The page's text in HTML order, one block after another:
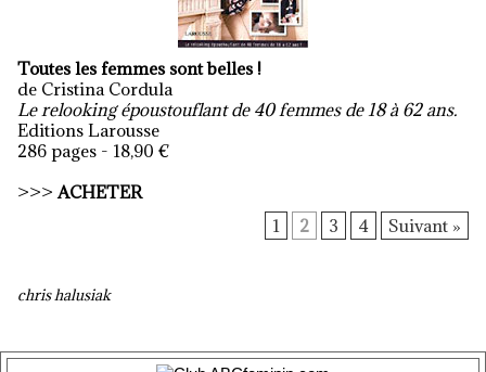
Toutes les femmes sont belles !
de Cristina Cordula
Le relooking époustouflant de 40 femmes de 18 à 62 ans.
Editions Larousse
286 pages - 18,90 €
>>>ACHETER
1
2 3 4 Suivant »
chris halusiak